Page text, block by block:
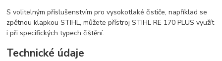
S volitelným příslušenstvím pro vysokotlaké čističe, například se
zpětnou klapkou STIHL, můžete přístroj STIHL RE 170 PLUS využít
i při specifických typech čištění.
Technické údaje